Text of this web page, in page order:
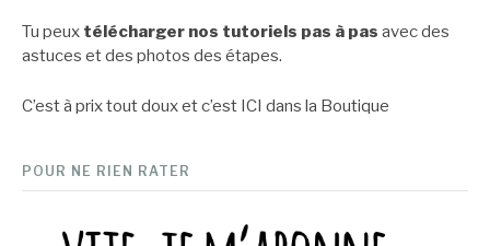
Tu peux télécharger nos tutoriels pas à pas avec des
astuces et des photos des étapes.
C’est à prix tout doux et c’est ICI dans la Boutique
POUR NE RIEN RATER